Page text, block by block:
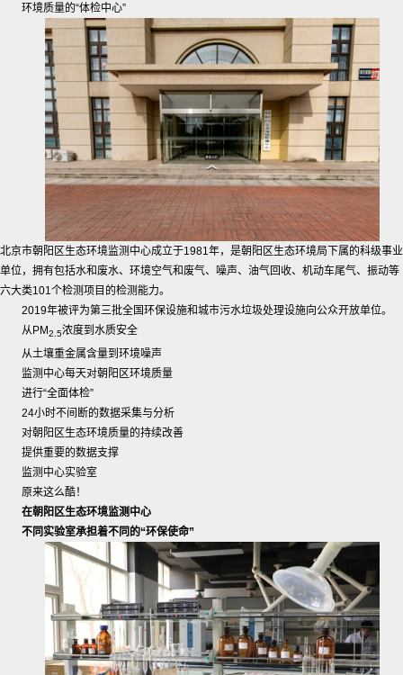
环境质量的“体检中心”
北京市朝阳区生态环境监测中心成立于1981年，是朝阳区生态环境局下属的科级事业
单位，拥有包括水和废水、环境空气和废气、噪声、油气回收、机动车尾气、振动等
六大类101个检测项目的检测能力。
2019年被评为第三批全国环保设施和城市污水垃圾处理设施向公众开放单位。
从PM2.5浓度到水质安全
从土壤重金属含量到环境噪声
监测中心每天对朝阳区环境质量
进行“全面体检”
24小时不间断的数据采集与分析
对朝阳区生态环境质量的持续改善
提供重要的数据支撑
监测中心实验室
原来这么酷！
在朝阳区生态环境监测中心
不同实验室承担着不同的“环保使命”